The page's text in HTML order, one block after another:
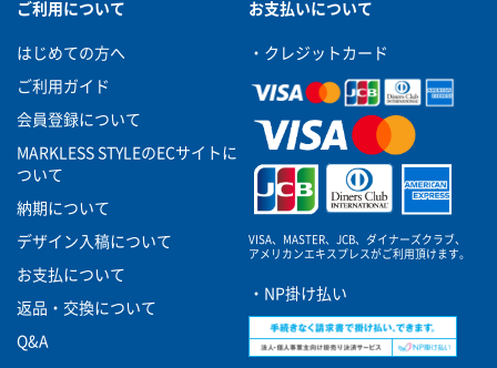
ご利用について
はじめての方へ
ご利用ガイド
会員登録について
MARKLESS STYLEのECサイトに
ついて
納期について
デザイン入稿について
お支払について
返品・交換について
Q&A
お支払いについて
・クレジットカード
VISA、MASTER、JCB、ダイナーズクラブ、
アメリカンエキスプレスがご利用頂けます。
・NP掛け払い